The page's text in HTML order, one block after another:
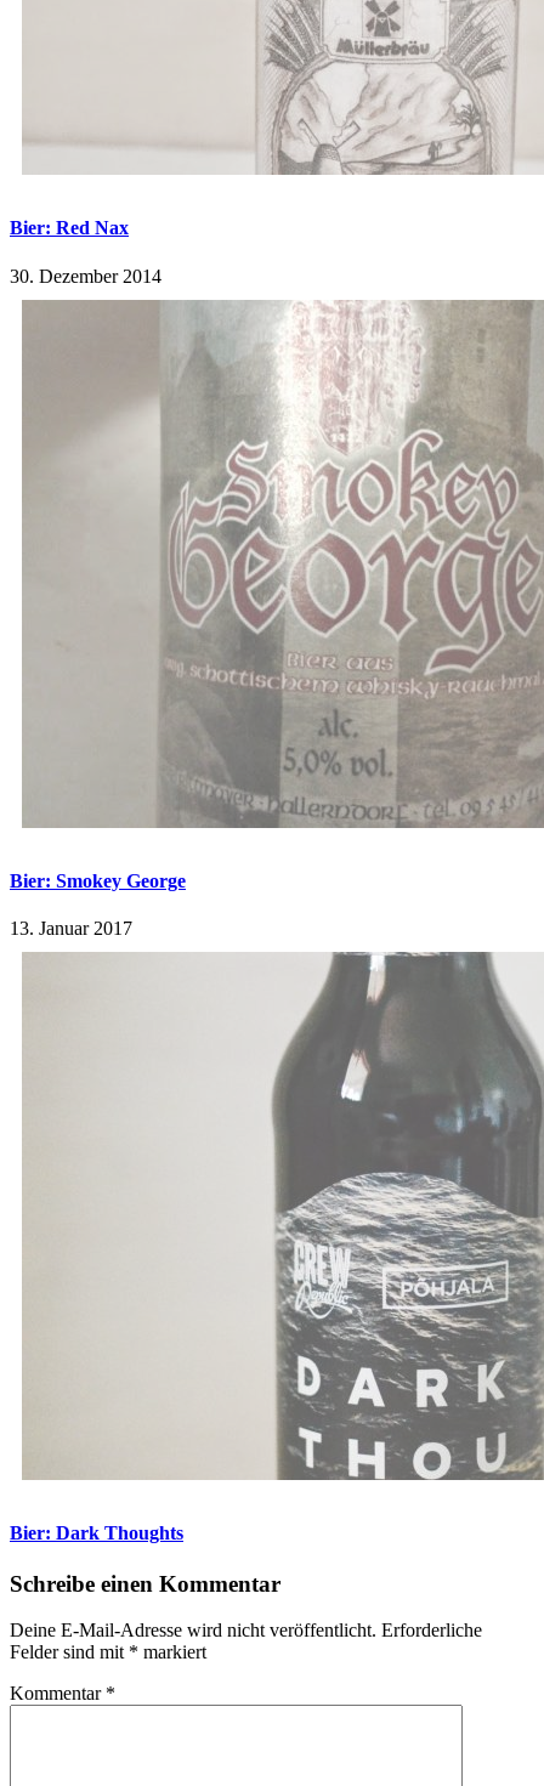
Bier: Red Nax
30. Dezember 2014
Bier: Smokey George
13. Januar 2017
Bier: Dark Thoughts
Schreibe einen Kommentar
Deine E-Mail-Adresse wird nicht veröffentlicht. Erforderliche
Felder sind mit * markiert
Kommentar *